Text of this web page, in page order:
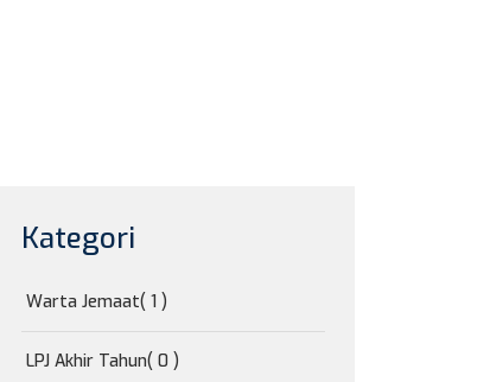
Kategori
Warta Jemaat( 1 )
LPJ Akhir Tahun( 0 )